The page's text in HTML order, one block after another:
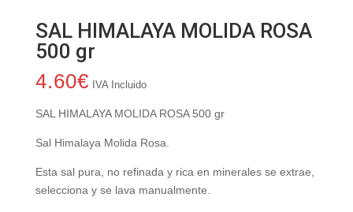
SAL HIMALAYA MOLIDA ROSA
500 gr
4.60€ IVA Incluido
SAL HIMALAYA MOLIDA ROSA 500 gr
Sal Himalaya Molida Rosa.
Esta sal pura, no refinada y rica en minerales se extrae,
selecciona y se lava manualmente.